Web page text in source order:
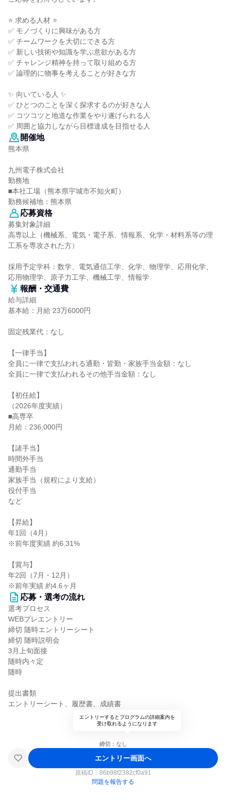
⭐ 求める人材 ⭐
✅ モノづくりに興味がある方
✅ チームワークを大切にできる方
✅ 新しい技術や知識を学ぶ意欲がある方
✅ チャレンジ精神を持って取り組める方
✅ 論理的に物事を考えることが好きな方
✨ 向いている人 ✨
✅ ひとつのことを深く探求するのが好きな人
✅ コツコツと地道な作業をやり遂げられる人
✅ 周囲と協力しながら目標達成を目指せる人
開催地
熊本県
九州電子株式会社
勤務地
■本社工場（熊本県宇城市不知火町）
勤務候補地：熊本県
応募資格
募集対象詳細
高専以上（機械系、電気・電子系、情報系、化学・材料系等の理
工系を専攻された方）
採用予定学科：数学、電気通信工学、化学、物理学、応用化学、
応用物理学、原子力工学、機械工学、情報学
報酬・交通費
給与詳細
基本給：月給 23万6000円
固定残業代：なし
【一律手当】
全員に一律で支払われる通勤・皆勤・家族手当金額：なし
全員に一律で支払われるその他手当金額：なし
【初任給】
（2026年度実績）
■高専卒
月給：236,000円
【諸手当】
時間外手当
通勤手当
家族手当（規程により支給）
役付手当
など
【昇給】
年1回（4月）
※前年度実績 約6.31%
【賞与】
年2回（7月・12月）
※前年実績 約4.6ヶ月
応募・選考の流れ
選考プロセス
WEBプレエントリー
締切 随時エントリーシート
締切 随時説明会
3月上旬面接
随時内々定
随時
提出書類
エントリーシート、履歴書、成績書
エントリーするとプログラムの詳細案内を
受け取れるようになります
締切：なし
エントリー画面へ
原稿ID： 86b98f2382cf0a91
問題を報告する